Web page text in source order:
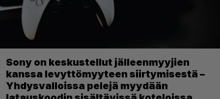
Sony on keskustellut jälleenmyyjien
kanssa levyttömyyteen siirtymisestä –
Yhdysvalloissa pelejä myydään